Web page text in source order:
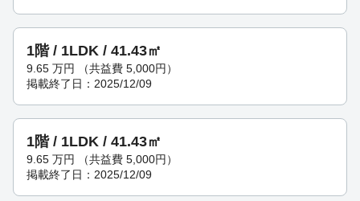
1階 / 1LDK / 41.43㎡
9.65 万円 （共益費 5,000円）
掲載終了日：2025/12/09
1階 / 1LDK / 41.43㎡
9.65 万円 （共益費 5,000円）
掲載終了日：2025/12/09